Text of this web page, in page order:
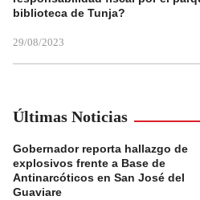
biblioteca de Tunja?
29/08/2023
Últimas Noticias
Gobernador reporta hallazgo de
explosivos frente a Base de
Antinarcóticos en San José del
Guaviare